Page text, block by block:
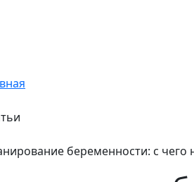
беременности: с чего